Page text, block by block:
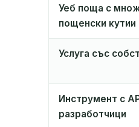
Уеб поща с
пощенски кутии
Услуга със
Инструмент с
разработчици